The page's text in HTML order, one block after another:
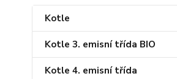
Kotle
Kotle 3. emisní třída BIO
Kotle 4. emisní třída